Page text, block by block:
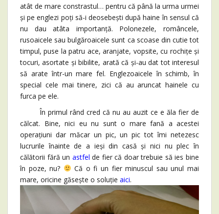
atât de mare constrastul… pentru că până la urma urmei
și pe englezi poți să-i deosebești după haine în sensul că
nu dau atâta importanță. Polonezele, româncele,
rusoaicele sau bulgăroaicele sunt ca scoase din cutie tot
timpul, puse la patru ace, aranjate, vopsite, cu rochițe și
tocuri, asortate și bibilite, arată că și-au dat tot interesul
să arate într-un mare fel. Englezoaicele în schimb, în
special cele mai tinere, zici că au aruncat hainele cu
furca pe ele.
În primul rând cred că nu au auzit ce e ăla fier de
călcat. Bine, nici eu nu sunt o mare fană a acestei
operațiuni dar măcar un pic, un pic tot îmi netezesc
lucrurile înainte de a ieși din casă și nici nu plec în
călătorii fără un astfel de fier că doar trebuie să ies bine
în poze, nu?
Că o fi un fier minuscul sau unul mai
mare, oricine găsește o soluție aici.